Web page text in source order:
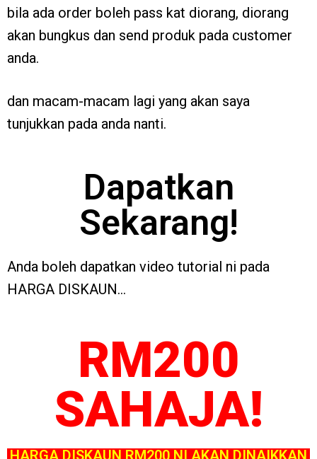
bila ada order boleh pass kat diorang, diorang
akan bungkus dan send produk pada customer
anda.
dan macam-macam lagi yang akan saya
tunjukkan pada anda nanti.
Dapatkan
Sekarang!
Anda boleh dapatkan video tutorial ni pada
HARGA DISKAUN…
RM200
SAHAJA!